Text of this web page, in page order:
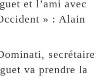
et l’ami avec
» : Alain
secrétaire
va prendre la